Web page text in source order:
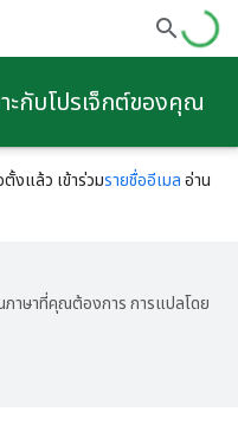
ะกับโปรเจ็กต์ของคุณ
งแล้ว เข้าร่วมรายชื่ออีเมล อ่าน
ภาษาที่คุณต้องการ การแปลโดย